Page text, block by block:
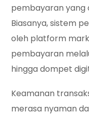
pembayaran yang
Biasanya, sistem
oleh platform
pembayaran
hingga dompet
Keamanan
merasa nyaman